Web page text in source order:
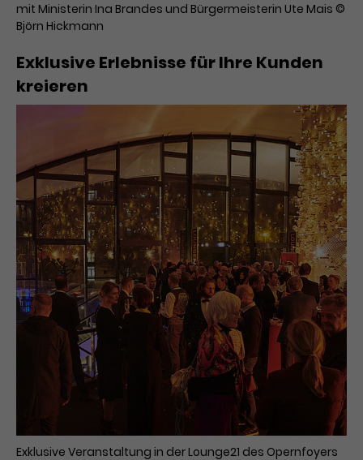
verschiedene Websites hinweg.
mit Ministerin Ina Brandes und Bürgermeisterin Ute Mais ©
Björn Hickmann
Exklusive Erlebnisse für Ihre Kunden
kreieren
Exklusive Veranstaltung in der Lounge21 des Opernfoyers